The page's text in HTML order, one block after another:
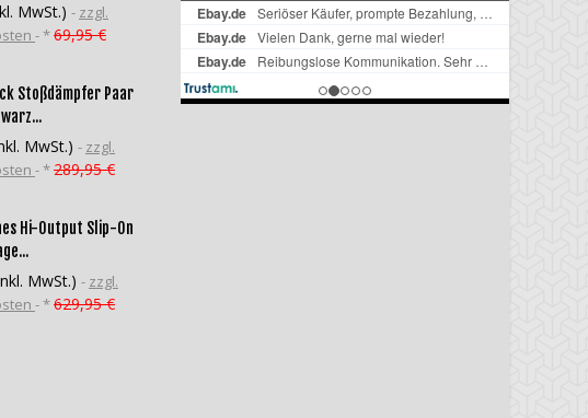
MwSt.)
zzgl.
*69,95 €
Stoßdämpfer Paar
MwSt.)
zzgl.
*289,95 €
Hi-Output Slip-On
MwSt.)
zzgl.
*629,95 €